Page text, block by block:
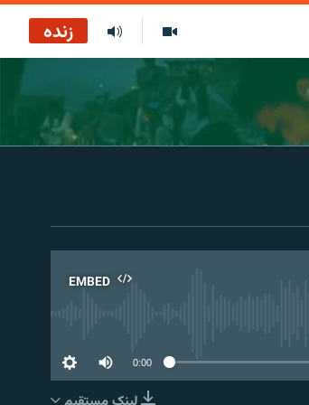
زنده
EMBED
0:00